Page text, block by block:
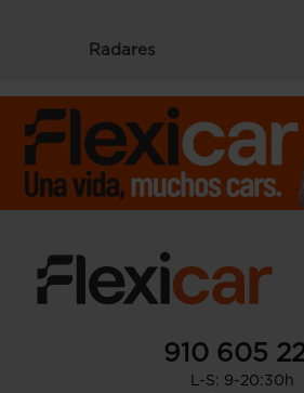
Radares
910 605
L-S: 9-20:30h